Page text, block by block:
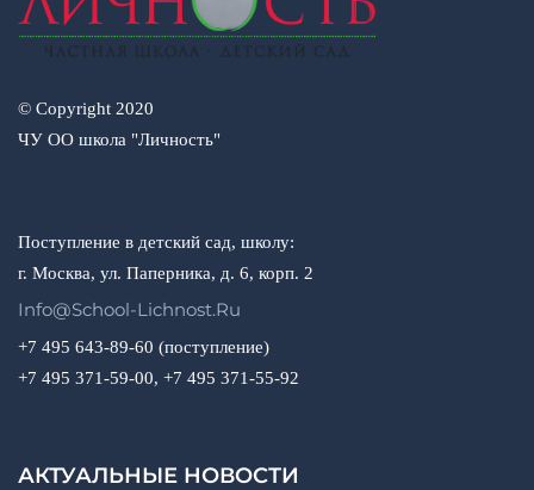
© Copyright 2020
ЧУ ОО школа "Личность"
Поступление в детский сад, школу:
г. Москва, ул. Паперника, д. 6, корп. 2
Info@school-Lichnost.ru
+7 495 643-89-60 (поступление)
+7 495 371-59-00, +7 495 371-55-92
АКТУАЛЬНЫЕ НОВОСТИ